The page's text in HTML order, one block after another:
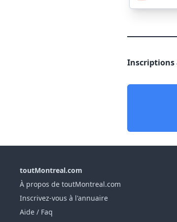
Inscriptions
toutMontreal.com
À propos de toutMontreal.com
Inscrivez-vous à l'annuaire
Aide / Faq